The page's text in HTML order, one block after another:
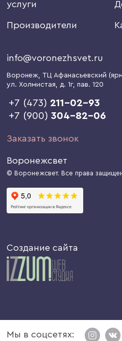
услуги
Производители
info@voronezhsvet.ru
Воронеж, ТЦ Афанасьевский
ул. Холмистая, д. 1г, пав. 120
+7 (473) 211-02-93
+7 (900)304-82-06
Заказать звонок
Воронежсвет
© Воронежсвет. Все права
Создание сайта
Мы в соцсетях: